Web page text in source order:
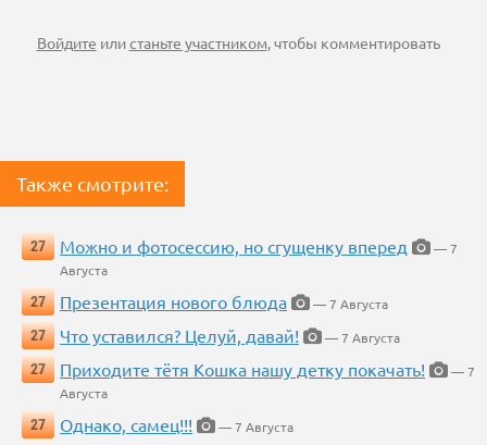
Войдите илистаньте участником, чтобы комментировать
Также смотрите:
27 Можно и фотосессию, но сгущенку вперед
— 7
Августа
27
Презентация нового блюда
— 7 Августа
27
Что уставился? Целуй, давай!
— 7 Августа
27
Приходите тётя Кошка нашу детку покачать!
— 7
Августа
27
Однако, самец!!!
— 7 Августа